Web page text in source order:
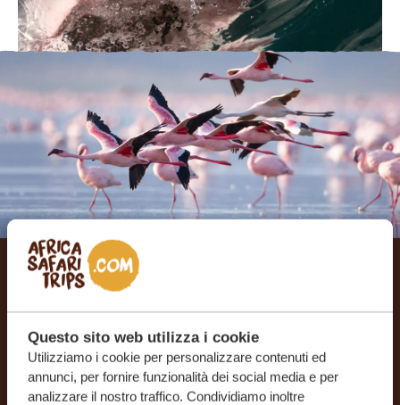
Questo sito web utilizza i cookie
Utilizziamo i cookie per personalizzare contenuti ed
annunci, per fornire funzionalità dei social media e per
analizzare il nostro traffico. Condividiamo inoltre
Creiamo il tuo viaggio su
misura
RICEVI UN PREVENTIVO GRATUITO E SENZA
IMPEGNO